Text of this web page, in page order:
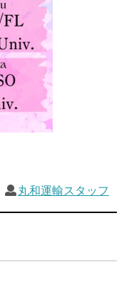
丸和運輸スタッフ